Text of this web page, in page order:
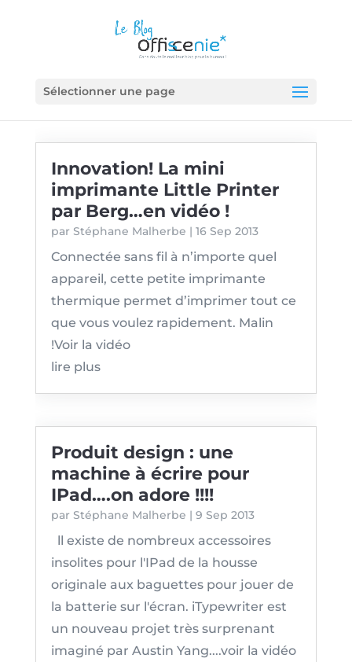
Sélectionner une page
Innovation! La mini
imprimante Little Printer
par Berg…en vidéo !
par Stéphane Malherbe | 16 Sep 2013
Connectée sans fil à n’importe quel
appareil, cette petite imprimante
thermique permet d’imprimer tout ce
que vous voulez rapidement. Malin
!Voir la vidéo
lire plus
Produit design : une
machine à écrire pour
IPad….on adore !!!!
par Stéphane Malherbe | 9 Sep 2013
ll existe de nombreux accessoires
insolites pour l'IPad de la housse
originale aux baguettes pour jouer de
la batterie sur l'écran. iTypewriter est
un nouveau projet très surprenant
imaginé par Austin Yang....voir la vidéo